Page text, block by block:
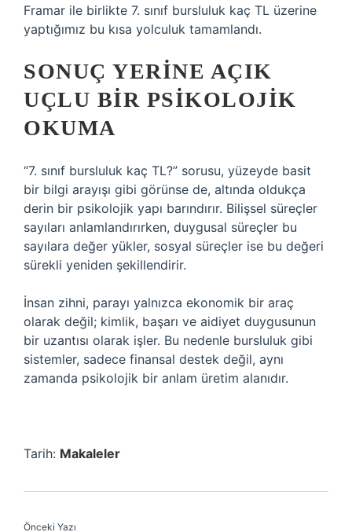
Framar ile birlikte 7. sınıf bursluluk kaç TL üzerine
yaptığımız bu kısa yolculuk tamamlandı.
SONUÇ YERINE AÇIK
UÇLU BIR PSIKOLOJIK
OKUMA
“7. sınıf bursluluk kaç TL?” sorusu, yüzeyde basit
bir bilgi arayışı gibi görünse de, altında oldukça
derin bir psikolojik yapı barındırır. Bilişsel süreçler
sayıları anlamlandırırken, duygusal süreçler bu
sayılara değer yükler, sosyal süreçler ise bu değeri
sürekli yeniden şekillendirir.
İnsan zihni, parayı yalnızca ekonomik bir araç
olarak değil; kimlik, başarı ve aidiyet duygusunun
bir uzantısı olarak işler. Bu nedenle bursluluk gibi
sistemler, sadece finansal destek değil, aynı
zamanda psikolojik bir anlam üretim alanıdır.
Tarih: Makaleler
Önceki Yazı